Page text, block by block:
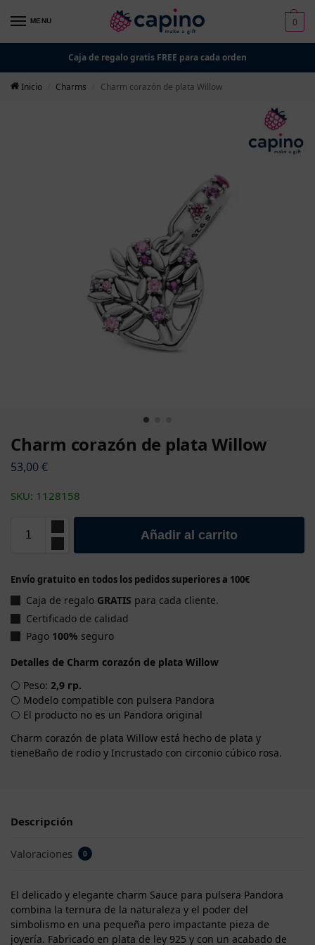
MENU 0
Caja de regalo gratis FREE para cada orden
Inicio Charms Charm corazón de plata Willow
Charm corazón de plata Willow
53,00€
SKU: 1128158
Añadir al carrito
Envío gratuito en todos los pedidos superiores a 100€
Caja de regalo GRATIS para cada cliente.
Certificado de calidad
Pago 100% seguro
Detalles de Charm corazón de plata Willow
⚪ Peso: 2,9 гр.
⚪ Modelo compatible con pulsera Pandora
⚪ El producto no es un Pandora original
Charm corazón de plata Willow está hecho de plata y
tieneBaño de rodio y Incrustado con circonio cúbico rosa.
Descripción
Valoraciones 0
El delicado y elegante charm Sauce para pulsera Pandora
combina la ternura de la naturaleza y el poder del
simbolismo en una pequeña pero impactante pieza de
joyería. Fabricado en plata de ley 925 y con un acabado de